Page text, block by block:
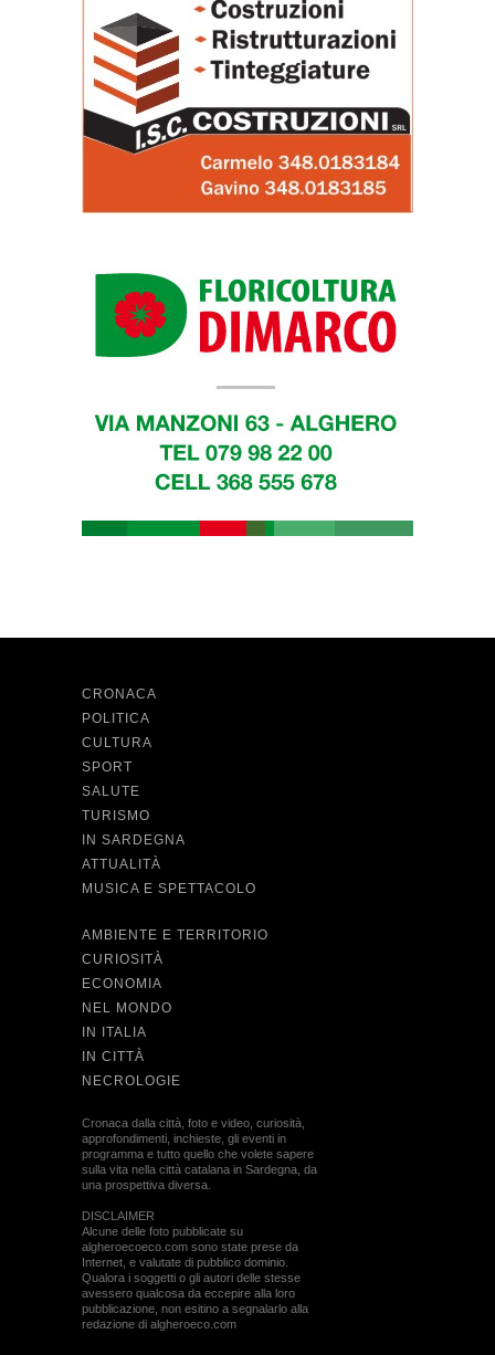
CRONACA
POLITICA
CULTURA
SPORT
SALUTE
TURISMO
IN SARDEGNA
ATTUALITÀ
MUSICA E SPETTACOLO
AMBIENTE E TERRITORIO
CURIOSITÀ
ECONOMIA
NEL MONDO
IN ITALIA
IN CITTÀ
NECROLOGIE
Cronaca dalla città, foto e video, curiosità,
approfondimenti, inchieste, gli eventi in
programma e tutto quello che volete sapere
sulla vita nella città catalana in Sardegna, da
una prospettiva diversa.
DISCLAIMER
Alcune delle foto pubblicate su
algheroecoeco.com sono state prese da
Internet, e valutate di pubblico dominio.
Qualora i soggetti o gli autori delle stesse
avessero qualcosa da eccepire alla loro
pubblicazione, non esitino a segnalarlo alla
redazione di algheroeco.com